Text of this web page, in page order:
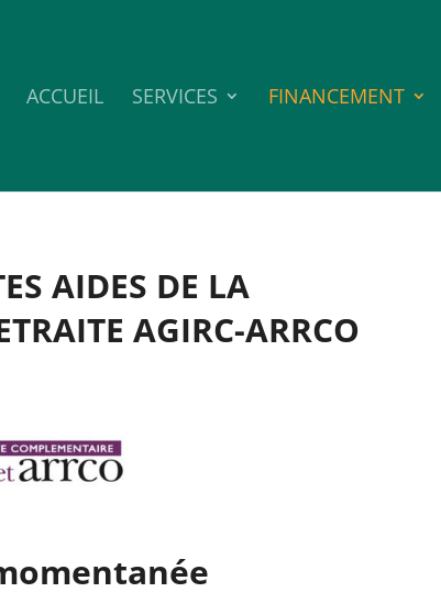
ACCUEIL SERVICES FINANCEMENT
AIDES DE LA
AGIRC-ARRCO